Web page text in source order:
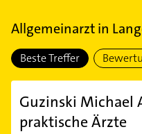
Allgemeinarztin
Beste Treffer
Guzinski Michael
praktische Ärzte